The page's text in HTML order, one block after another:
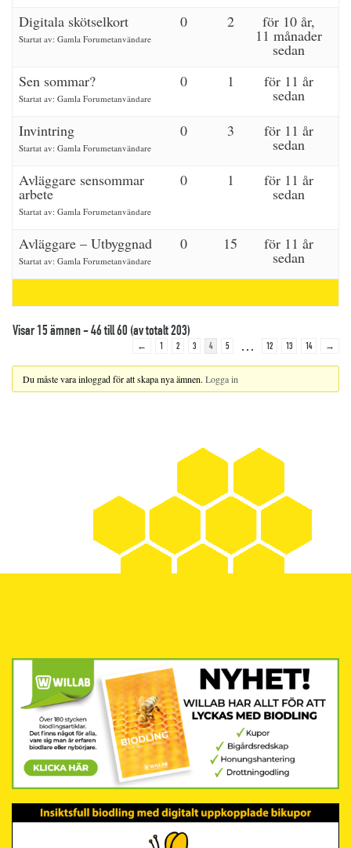
Digitala skötselkort
Startat av: Gamla Forumetanvändare
0 2 för 10 år,
11 månader
sedan
Sen sommar?
Startat av: Gamla Forumetanvändare
0 1 för 11 år
sedan
Invintring
Startat av: Gamla Forumetanvändare
0 3 för 11 år
sedan
Avläggare sensommar
arbete
Startat av: Gamla Forumetanvändare
0 1 för 11 år
sedan
Avläggare – Utbyggnad
Startat av: Gamla Forumetanvändare
0 15 för 11 år
sedan
Visar 15 ämnen - 46 till 60 (av totalt 203)
← 1 2 3 4 5 … 12 13 14 →
Du måste vara inloggad för att skapa nya ämnen. Logga in